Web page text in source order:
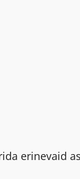
erinevaid